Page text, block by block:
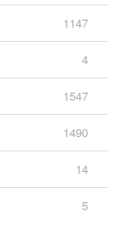
1147
4
1547
1490
14
5